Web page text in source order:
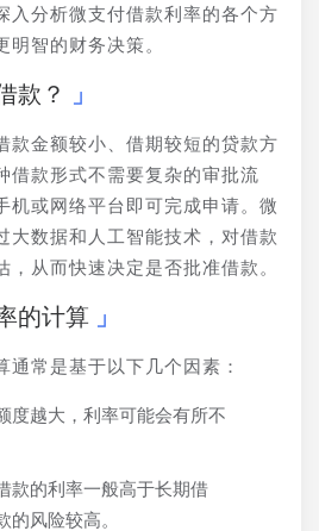
入分析微支付借款利率的各个方
智的财务决策。
款？
款金额较小、借期较短的贷款方
借款形式不需要复杂的审批流
机或网络平台即可完成申请。微
大数据和人工智能技术，对借款
，从而快速决定是否批准借款。
的计算
通常是基于以下几个因素：
度越大，利率可能会有所不
款的利率一般高于长期借
的风险较高。